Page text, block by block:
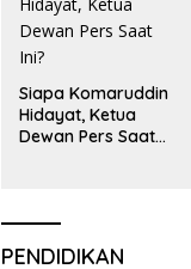
Siapa Komaruddin
Hidayat, Ketua
Dewan Pers Saat
PENDIDIKAN